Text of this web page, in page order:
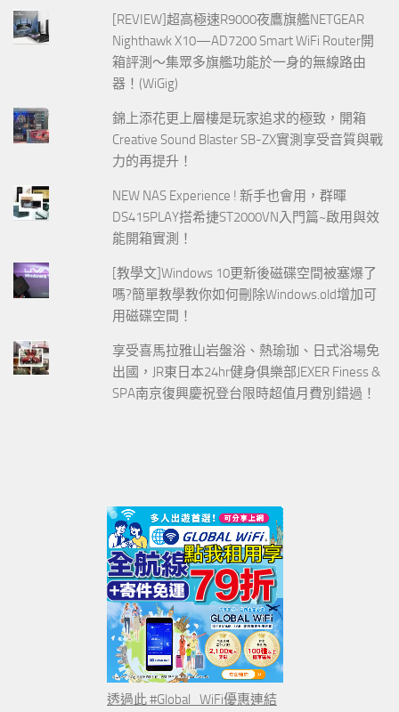
[REVIEW]超高極速R9000夜鷹旗艦NETGEAR
Nighthawk X10—AD7200 Smart WiFi Router開
箱評測～集眾多旗艦功能於一身的無線路由
器！(WiGig)
錦上添花更上層樓是玩家追求的極致，開箱
Creative Sound Blaster SB-ZX實測享受音質與戰
力的再提升！
NEW NAS Experience ! 新手也會用，群暉
DS415PLAY搭希捷ST2000VN入門篇~啟用與效
能開箱實測！
[教學文]Windows 10更新後磁碟空間被塞爆了
嗎?簡單教學教你如何刪除Windows.old增加可
用磁碟空間！
享受喜馬拉雅山岩盤浴、熱瑜珈、日式浴場免
出國，JR東日本24hr健身俱樂部JEXER Finess &
SPA南京復興慶祝登台限時超值月費別錯過！
透過此 #Global_WiFi優惠連結